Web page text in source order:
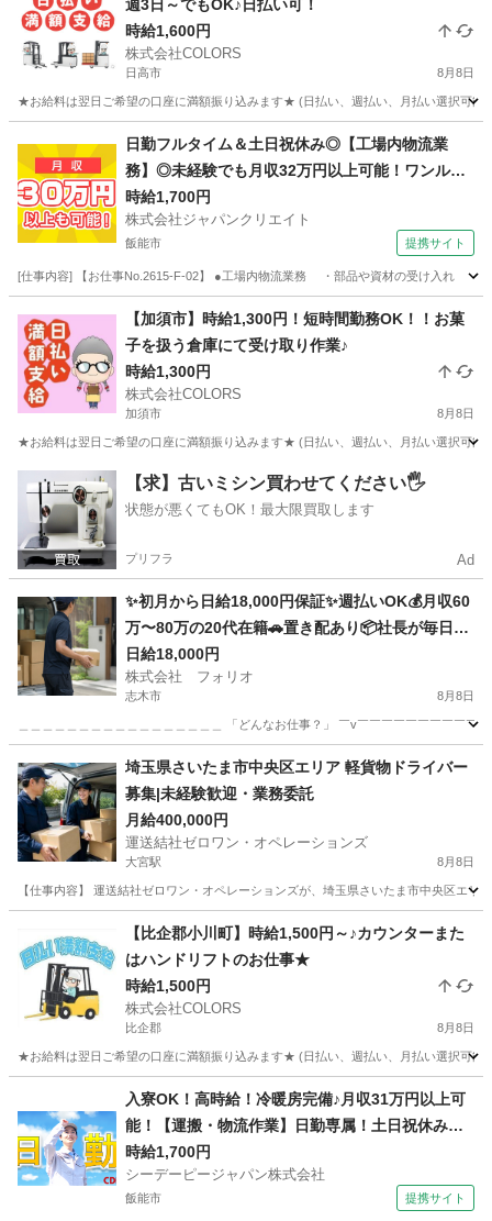
週3日～でもOK♪日払い可！
時給1,600円
株式会社COLORS
日高市 8月8日
★お給料は翌日ご希望の口座に満額振り込みます★ (日払い、週払い、月払い選択可
倉庫 時給
日勤フルタイム＆土日祝休み◎【工場内物流業
務】◎未経験でも月収32万円以上可能！ワンルー
ム寮完備！
時給1,700円
株式会社ジャパンクリエイト
飯能市 提携サイト
[仕事内容] 【お仕事No.2615-F-02】 ●工場内物流業務 ・部品や資材の受け入れ
その他
【加須市】時給1,300円！短時間勤務OK！！お菓
子を扱う倉庫にて受け取り作業♪
時給1,300円
株式会社COLORS
加須市 8月8日
★お給料は翌日ご希望の口座に満額振り込みます★ (日払い、週払い、月払い選択可
埼玉 加須市 倉庫 時給
【求】古いミシン買わせてください🖐️
状態が悪くてもOK！最大限買取します
プリフラ Ad
✨初月から日給18,000円保証✨週払いOK💰月収60
万〜80万の20代在籍🚗置き配あり📦社長が毎日フ
ォローしてくれる軽貨物ドライバー‼️
日給18,000円
株式会社 フォリオ
志木市 8月8日
＿＿＿＿＿＿＿＿＿＿＿＿＿＿＿＿＿ 「どんなお仕事？」 ￣v￣￣￣￣￣￣￣￣￣
ドライバー 社長
埼玉県さいたま市中央区エリア 軽貨物ドライバー
募集|未経験歓迎・業務委託
月給400,000円
運送結社ゼロワン・オペレーションズ
大宮駅 8月8日
【仕事内容】 運送結社ゼロワン・オペレーションズが、埼玉県さいたま市中央区エ
さいたま市 大宮駅 物流
【比企郡小川町】時給1,500円～♪カウンターまた
はハンドリフトのお仕事★
時給1,500円
株式会社COLORS
比企郡 8月8日
★お給料は翌日ご希望の口座に満額振り込みます★ (日払い、週払い、月払い選択可
倉庫 スタッフ
入寮OK！高時給！冷暖房完備♪月収31万円以上可
能！【運搬・物流作業】日勤専属！土日祝休み！
自動車通勤OK！無料送迎バスあり！
時給1,700円
シーデーピージャパン株式会社
飯能市 提携サイト